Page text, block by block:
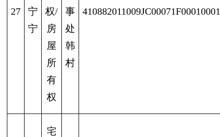
27
宁
宁
权/
房
屋
所
有
权
事
处
韩
村
410882011009JC00071F00010001
宅